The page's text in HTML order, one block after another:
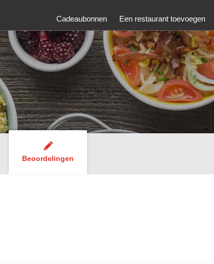
Cadeaubonnen Een restaurant toevoegen
Beoordelingen